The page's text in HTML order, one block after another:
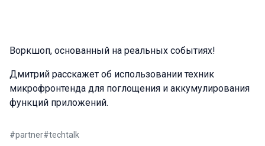
Воркшоп, основанный на реальных событиях!
Дмитрий расскажет об использовании техник
микрофронтенда для поглощения и аккумулирования
функций приложений.
#partner#techtalk